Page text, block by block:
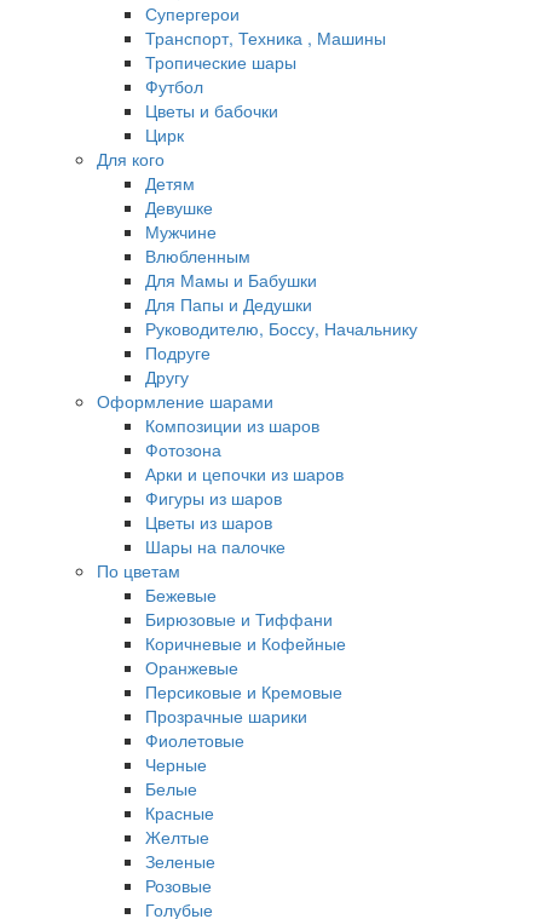
Супергерои
Транспорт, Техника , Машины
Тропические шары
Футбол
Цветы и бабочки
Цирк
Для кого
Детям
Девушке
Мужчине
Влюбленным
Для Мамы и Бабушки
Для Папы и Дедушки
Руководителю, Боссу, Начальнику
Подруге
Другу
Оформление шарами
Композиции из шаров
Фотозона
Арки и цепочки из шаров
Фигуры из шаров
Цветы из шаров
Шары на палочке
По цветам
Бежевые
Бирюзовые и Тиффани
Коричневые и Кофейные
Оранжевые
Персиковые и Кремовые
Прозрачные шарики
Фиолетовые
Черные
Белые
Красные
Желтые
Зеленые
Розовые
Голубые